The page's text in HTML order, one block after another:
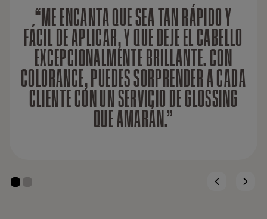
“ME ENCANTA QUE SEA TAN RÁPIDO Y
FÁCIL DE APLICAR, Y QUE DEJE EL CABELLO
EXCEPCIONALMENTE BRILLANTE. CON
COLORANCE, PUEDES SORPRENDER A CADA
CLIENTE CON UN SERVICIO DE GLOSSING
QUE AMARÁN.”